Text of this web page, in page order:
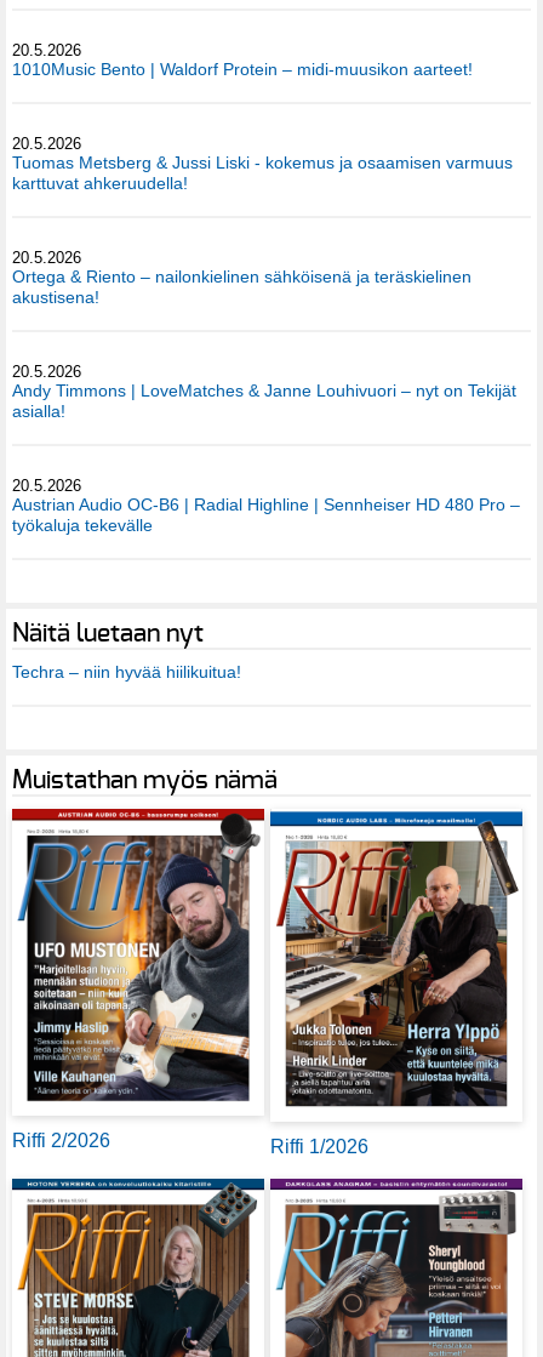
20.5.2026
1010Music Bento | Waldorf Protein – midi-muusikon aarteet!
20.5.2026
Tuomas Metsberg & Jussi Liski - kokemus ja osaamisen varmuus
karttuvat ahkeruudella!
20.5.2026
Ortega & Riento – nailonkielinen sähköisenä ja teräskielinen
akustisena!
20.5.2026
Andy Timmons | LoveMatches & Janne Louhivuori – nyt on Tekijät
asialla!
20.5.2026
Austrian Audio OC-B6 | Radial Highline | Sennheiser HD 480 Pro –
työkaluja tekevälle
Näitä luetaan nyt
Techra – niin hyvää hiilikuitua!
Muistathan myös nämä
Riffi 2/2026 Riffi 1/2026